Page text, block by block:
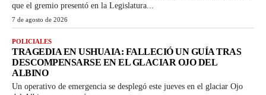
que el gremio presentó en la Legislatura...
7 de agosto de 2026
POLICIALES
TRAGEDIA EN USHUAIA: FALLECIÓ UN GUÍA TRAS
DESCOMPENSARSE EN EL GLACIAR OJO DEL
ALBINO
Un operativo de emergencia se desplegó este jueves en el glaciar Ojo